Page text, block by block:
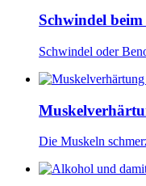
Schwindel
Schwindel oder
Die Muskeln